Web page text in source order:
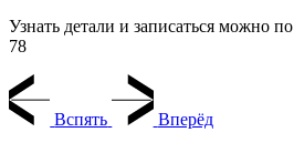
Узнать детали и записаться можно
78
Вспять Вперёд